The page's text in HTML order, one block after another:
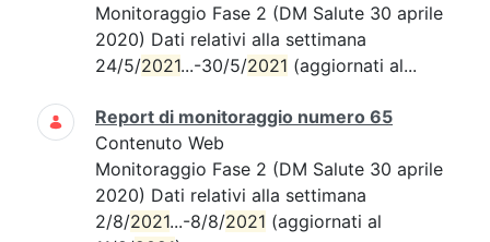
Monitoraggio Fase 2 (DM Salute 30 aprile
2020) Dati relativi alla settimana
24/5/2021...-30/5/2021 (aggiornati al...
Report di monitoraggio numero 65
Contenuto Web
Monitoraggio Fase 2 (DM Salute 30 aprile
2020) Dati relativi alla settimana
2/8/2021...-8/8/2021 (aggiornati al